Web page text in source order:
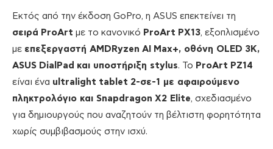
Εκτός από την έκδοση GoPro, η ASUS επεκτείνει τη
σειρά ProArt με το κανονικό ProArt PX13, εξοπλισμένο
με επεξεργαστή AMDRyzen AI Max+, οθόνη OLED 3 K,
ASUS DialPad και υποστήριξη stylus. Το ProArt PZ14
είναι ένα ultralight tablet 2-σε-1 με αφαιρούμενο
πληκτρολόγιο και Snapdragon X2 Elite, σχεδιασμένο
για δημιουργούς που αναζητούν τη βέλτιστη φορητότητα
χωρίς συμβιβασμούς στην ισχύ.